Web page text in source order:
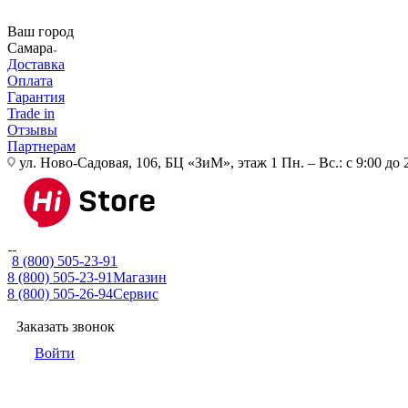
Ваш город
Самара
Доставка
Оплата
Гарантия
Trade in
Отзывы
Партнерам
ул. Ново-Садовая, 106, БЦ «ЗиМ», этаж 1 Пн. – Вс.: с 9:00 до
8 (800) 505-23-91
8 (800) 505-23-91Магазин
8 (800) 505-26-94Сервис
Заказать звонок
Войти